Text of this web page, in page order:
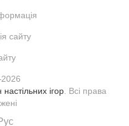
сайту
ігор . Всі права